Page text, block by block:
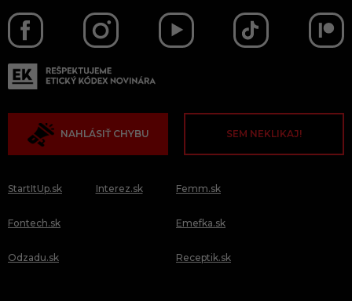
NAHLÁSIŤ CHYBU SEM NEKLIKAJ!
StartItUp.sk
Fontech.sk
Odzadu.sk
Interez.sk Femm.sk
Emefka.sk
Receptik.sk